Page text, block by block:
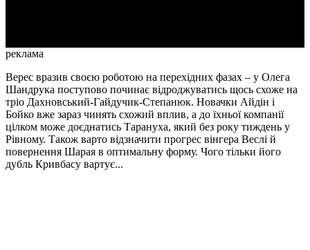
реклама
Верес вразив своєю роботою на перехідних фазах – у Олега
Шандрука поступово починає відроджуватись щось схоже на
тріо Дахновський-Гайдучик-Степанюк. Новачки Айдін і
Бойко вже зараз чинять схожий вплив, а до їхньої компанії
цілком може доєднатись Тарануха, який без року тиждень у
Рівному. Також варто відзначити прогрес вінгера Веслі й
повернення Шарая в оптимальну форму. Чого тільки його
дубль Кривбасу вартує...